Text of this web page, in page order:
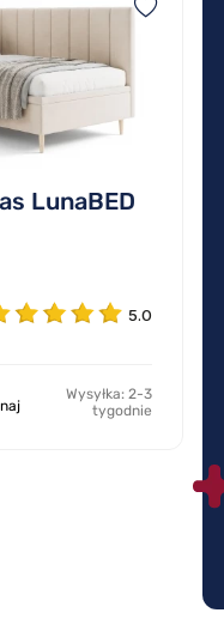
LunaBED
5.0
Wysyłka: 2-3
tygodnie